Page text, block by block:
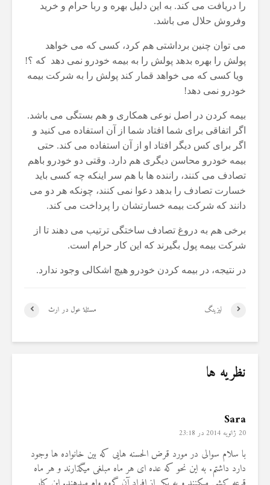
را دریافت می کند. به این دلیل بهره و ربا حرام و خرید
وفروش حلال می باشد.
می توان چنین برداشتی هم کرد، کسی که می خواهد
پولش را بهره بدهد پولش را به بیمه خودرو نمی دهد که ؟!
ویا کسی که می خواهد قمار کند پولش را به شرکت بیمه
خودرو نمی دهد!
بیمه کردن در اصل نوعی همکاری و هم بستگی می باشد.
اگر اتفاقی برای شما افتاد شما از آن استفاده می کنید و
اگر برای کس دیگر افتاد او از آن استفاده می کند. حتی
بیمه خودرو محاسن دیگری هم دارد. وقتی دو خودرو باهم
تصادف می کنند، راننده ها با هم سر اینکه چه کسی باید
خسارت تصادف را بدهد دعوا نمی کنند، چونکه هر دو می
دانند که شرکت بیمه خسارتشان را پرداخت می کند.
برخی هم به دروغ تصادف ساختگی ترتیب می دهند تا از
شرکت بیمه پول بگیرند که این کار حرام است.
در نتیجه، در بیمه کردن خودرو هیچ اشکالی وجود ندارد.
مسئلۀ عول در ارث لیزینگ
نظریه ها
Sara
20 ژانویه 2014 در 23:18
با سلام سوالی در مورد قرض الحسنه هایی که بین خانواده ها وجود
دارد داشتم. به این نحو که عده ای هر ماه مبلغی میگذارند و هر ماه